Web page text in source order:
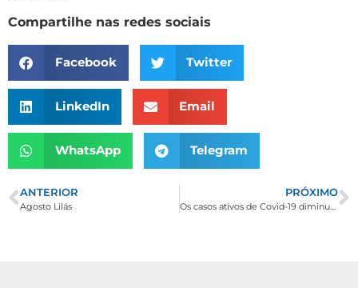
Compartilhe nas redes sociais
Facebook Twitter
LinkedIn Email
WhatsApp Telegram
ANTERIOR
Agosto Lilás
PRÓXIMO
Os casos ativos de Covid-19 diminuem para 5